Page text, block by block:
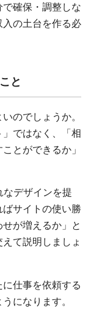
確保・調整しな
の土台を作る必
と
のでしょうか。
ではなく、「相
とができるか」
デザインを提
サイトの使い勝
が増えるか」と
て説明しましょ
仕事を依頼する
になります。